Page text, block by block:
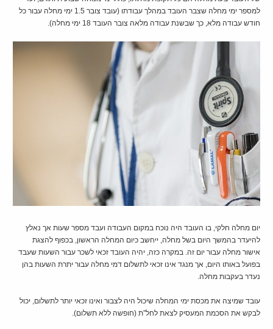
למספר ימי מחלה שצבר העובד במהלך עבודתו (עובד צובר 1.5 ימי מחלה עבור כל
חודש עבודה מלא, כך שבשנת עבודה מלאה צובר העובד 18 ימי מחלה).
יום מחלה חלקי, בו העובד היה נוכח במקום העבודה ועבד מספר שעות אך נאלץ
להיעדר בהמשך היום בשל מחלה, ייחשב כיום המחלה הראשון, בכפוף להצגת
אישור מחלה עבור יום זה. במקרה כזה, יהיה העובד זכאי לשכר עבור השעות שעבד
בפועל באותו היום, אך מנגד אינו זכאי לתשלום דמי מחלה עבור יתרת השעות בהן
נעדר בעקבות מחלה.
עובד שמיצה את מכסת ימי המחלה שיכול היה לצבור ואינו זכאי יותר לתשלום, יכול
לבקש את הסכמת המעסיק לצאת לחל”ת (חופשה ללא תשלום).